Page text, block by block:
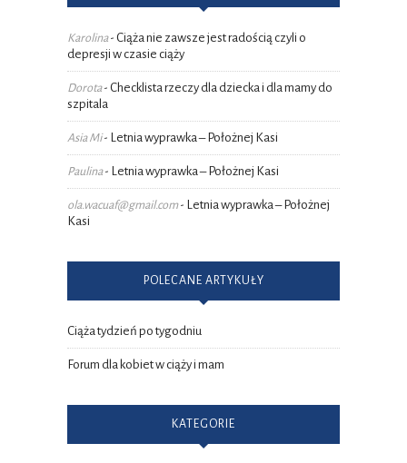
Karolina- Ciąża nie zawsze jest radością czyli o
depresji w czasie ciąży
Dorota- Checklista rzeczy dla dziecka i dla mamy do
szpitala
Asia Mi- Letnia wyprawka – Położnej Kasi
Paulina- Letnia wyprawka – Położnej Kasi
ola.wacuaf@gmail.com- Letnia wyprawka – Położnej
Kasi
POLECANE ARTYKUŁY
Ciąża tydzień po tygodniu
Forum dla kobiet w ciąży i mam
KATEGORIE